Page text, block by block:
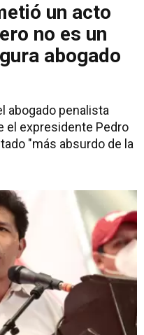
un acto
no es un
abogado
abogado penalista
el expresidente Pedro
"más absurdo de la